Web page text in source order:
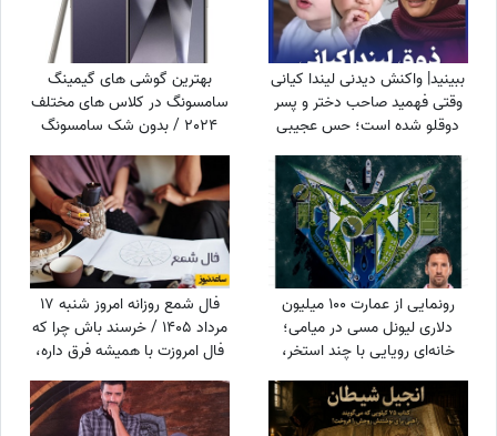
ببینید| واکنش دیدنی لیندا کیانی
وقتی فهمید صاحب دختر و پسر
دوقلو شده است؛ حس عجیبی
داشتم چون فهمیدم پسرم یه...
بهترین گوشی های گیمینگ
سامسونگ در کلاس های مختلف
2024 / بدون شک سامسونگ
S24 Ultra در حال حاضر
قدرتمندترین گوشی سامسونگ
برای گیمینگ در بازار است
رونمایی از عمارت 100 میلیون
دلاری لیونل مسی در میامی؛
خانه‌ای رویایی با چند استخر،
سینمای خانگی و گاراژ بزرگ!
فال شمع روزانه امروز شنبه 17
مرداد 1405 / خرسند باش چرا که
فال امروزت با همیشه فرق داره،
تغییر بزرگی در راهه، ثروت، عشق
یا سفر